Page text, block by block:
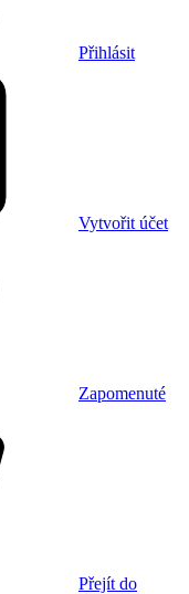
Přihlásit
Vytvořit účet
Zapomenuté
Přejít do